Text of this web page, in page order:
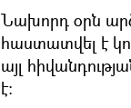
Նախորդ օրն
հաստատվել է
այլ
է: